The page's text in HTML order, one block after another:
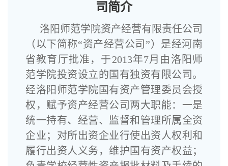
司简介
洛阳师范学院资产经营有限责任公司
（以下简称“资产经营公司”）是经河南
省教育厅批准，于2013年7月由洛阳师
范学院投资设立的国有独资有限公司。
经洛阳师范学院国有资产管理委员会授
权，赋予资产经营公司两大职能：一是
统一持有、经营、监督和管理所属全资
企业；对所出资企业行使出资人权利和
履行出资人义务，维护国有资产权益；